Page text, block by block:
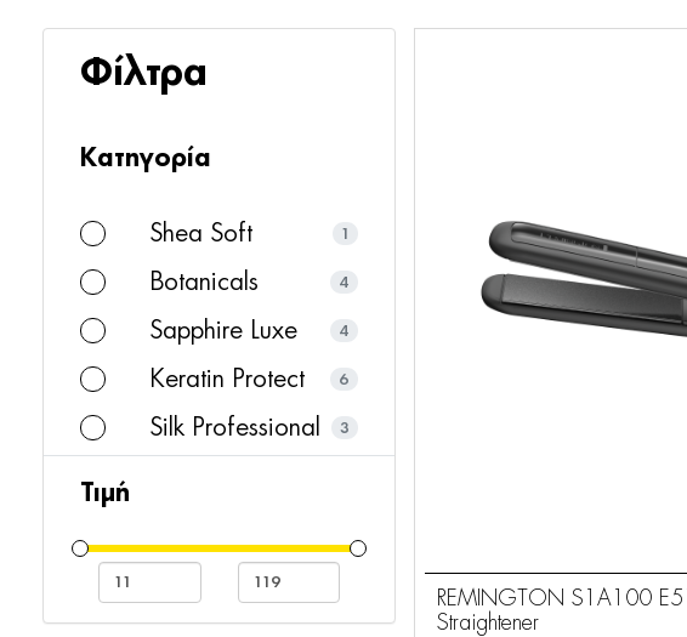
Φίλτρα
Κατηγορία
Shea Soft 1
Botanicals 4
Sapphire Luxe 4
Keratin Protect 6
Silk Professional 3
Περιποίηση
69
Αποτρίχωση 2
Τιμή
REMINGTON S1A100
Straightener